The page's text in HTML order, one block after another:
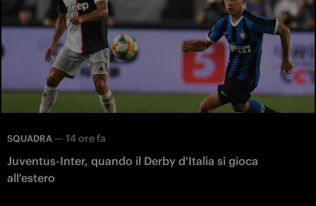
SQUADRA — 14 ore fa
Juventus-Inter, quando il Derby d'Italia si gioca
all'estero